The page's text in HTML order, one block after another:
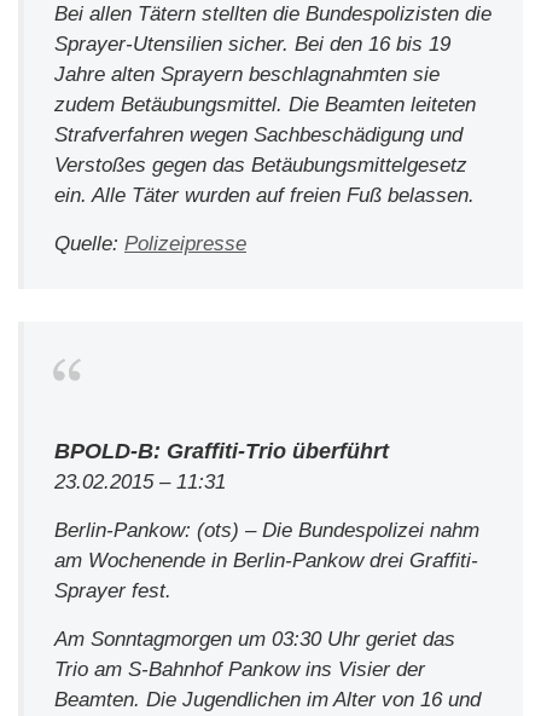
Bei allen Tätern stellten die Bundespolizisten die
Sprayer-Utensilien sicher. Bei den 16 bis 19
Jahre alten Sprayern beschlagnahmten sie
zudem Betäubungsmittel. Die Beamten leiteten
Strafverfahren wegen Sachbeschädigung und
Verstoßes gegen das Betäubungsmittelgesetz
ein. Alle Täter wurden auf freien Fuß belassen.
Quelle: Polizeipresse
BPOLD-B: Graffiti-Trio überführt
23.02.2015 – 11:31
Berlin-Pankow: (ots) – Die Bundespolizei nahm
am Wochenende in Berlin-Pankow drei Graffiti-
Sprayer fest.
Am Sonntagmorgen um 03:30 Uhr geriet das
Trio am S-Bahnhof Pankow ins Visier der
Beamten. Die Jugendlichen im Alter von 16 und